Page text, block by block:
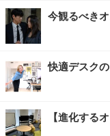
今観るべき
快適デスク
【進化する